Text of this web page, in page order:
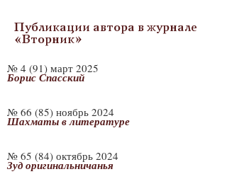
Публикации автора в журнале
«Вторник»
Борис Спасский
№ 4 (91) март 2025
Шахматы в литературе
№ 66 (85) ноябрь 2024
Зуд оригинальничанья
№ 65 (84) октябрь 2024